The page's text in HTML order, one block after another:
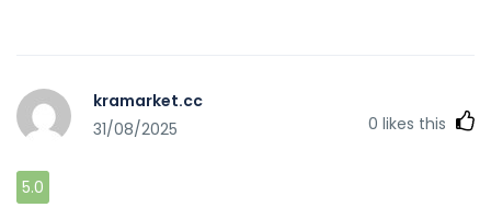
kramarket.cc
31/08/2025
0 likes this
5.0